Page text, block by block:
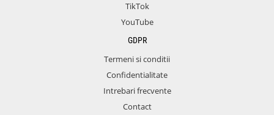
TikTok
YouTube
GDPR
Termeni si conditii
Confidentialitate
Intrebari frecvente
Contact